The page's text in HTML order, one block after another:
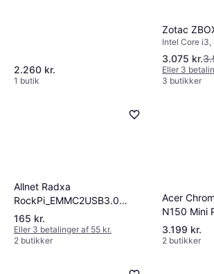
2.260 kr.
1 butik
Zotac
Intel Core i3,
3.075 kr.
Eller 3
3 butikker
Allnet Radxa
RockPi_EMMC2USB3.0
Ekstern kortlæser U.
[Levering: 4-5 dage]
165 kr.
Eller 3 betalinger af 55 kr.
2 butikker
Acer
N150 Mini
3.199 kr.
2 butikker